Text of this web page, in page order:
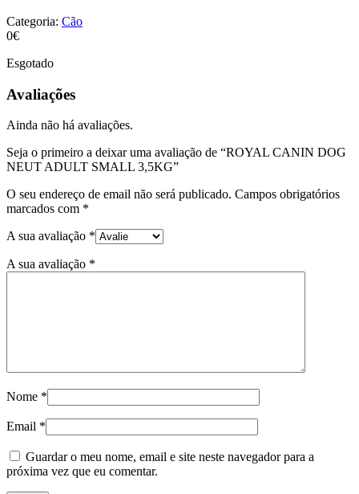
Categoria: Cão
0€
Esgotado
Avaliações
Ainda não há avaliações.
Seja o primeiro a deixar uma avaliação de “ROYAL CANIN DOG
NEUT ADULT SMALL 3,5KG”
O seu endereço de email não será publicado. Campos obrigatórios
marcados com *
A sua avaliação *
A sua avaliação *
Nome *
Email *
Guardar o meu nome, email e site neste navegador para a
próxima vez que eu comentar.